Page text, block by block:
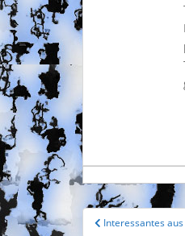
Interessantes